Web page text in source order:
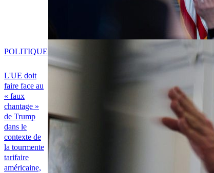
L'UE doit
faire face au
« faux
chantage »
de Trump
dans le
contexte de
la tourmente
tarifaire
américaine,
POLITIQUE